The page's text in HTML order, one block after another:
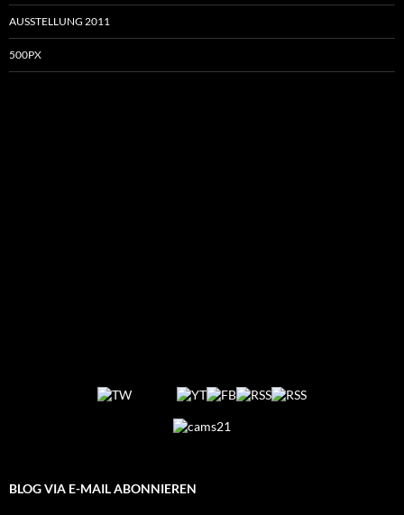
AUSSTELLUNG 2011
500PX
BLOG VIA E-MAIL ABONNIEREN